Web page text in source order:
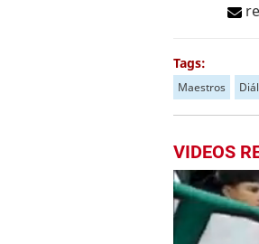
Tags:
Maestros
VIDEOS